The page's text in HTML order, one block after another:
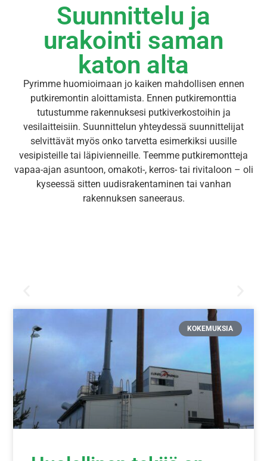
Suunnittelu ja
urakointi saman
katon alta
Pyrimme huomioimaan jo kaiken mahdollisen ennen
putkiremontin aloittamista. Ennen putkiremonttia
tutustumme rakennuksesi putkiverkostoihin ja
vesilaitteisiin. Suunnittelun yhteydessä suunnittelijat
selvittävät myös onko tarvetta esimerkiksi uusille
vesipisteille tai läpivienneille. Teemme putkiremontteja
vapaa-ajan asuntoon, omakoti-, kerros- tai rivitaloon – oli
kyseessä sitten uudisrakentaminen tai vanhan
rakennuksen saneeraus.
KOKEMUKSIA